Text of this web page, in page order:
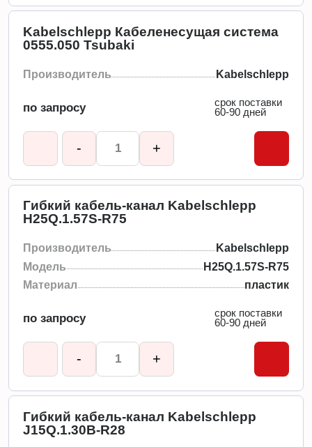
Kabelschlepp Кабеленесущая система
0555.050 Tsubaki
Производитель Kabelschlepp
по запросу
срок поставки
60-90 дней
- +
Гибкий кабель-канал Kabelschlepp
H25Q.1.57S-R75
Производитель
Kabelschlepp
Модель
H25Q.1.57S-R75
Материал
пластик
по запросу
срок поставки
60-90 дней
- +
Гибкий кабель-канал Kabelschlepp
J15Q.1.30B-R28